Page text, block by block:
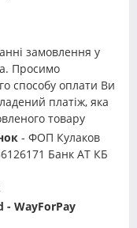
замовлення у
Просимо
способу оплати Ви
платіж, яка
товару
- ФОП Кулаков
Банк АТ КБ
- WayForPay